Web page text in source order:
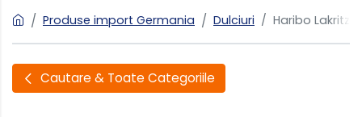
Produse import Germania Dulciuri Haribo Lakritz
Cautare & Toate Categoriile